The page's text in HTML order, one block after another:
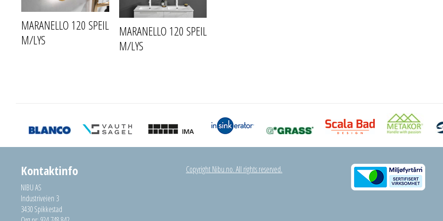
MARANELLO 120 SPEIL
M/LYS
MARANELLO 120 SPEIL
M/LYS
Kontaktinfo
NIBU AS
Industriveien 3
3430 Spikkestad
Copyright Nibu.no. All rights reserved.